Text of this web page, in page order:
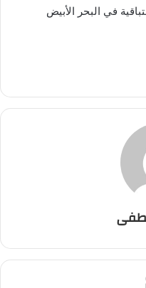
في البحر الأبيض